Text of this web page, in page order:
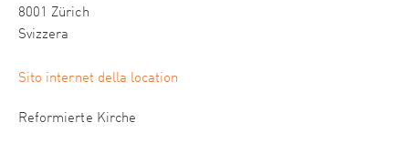
8001 Zürich
Svizzera
Sito internet della location
Reformierte Kirche